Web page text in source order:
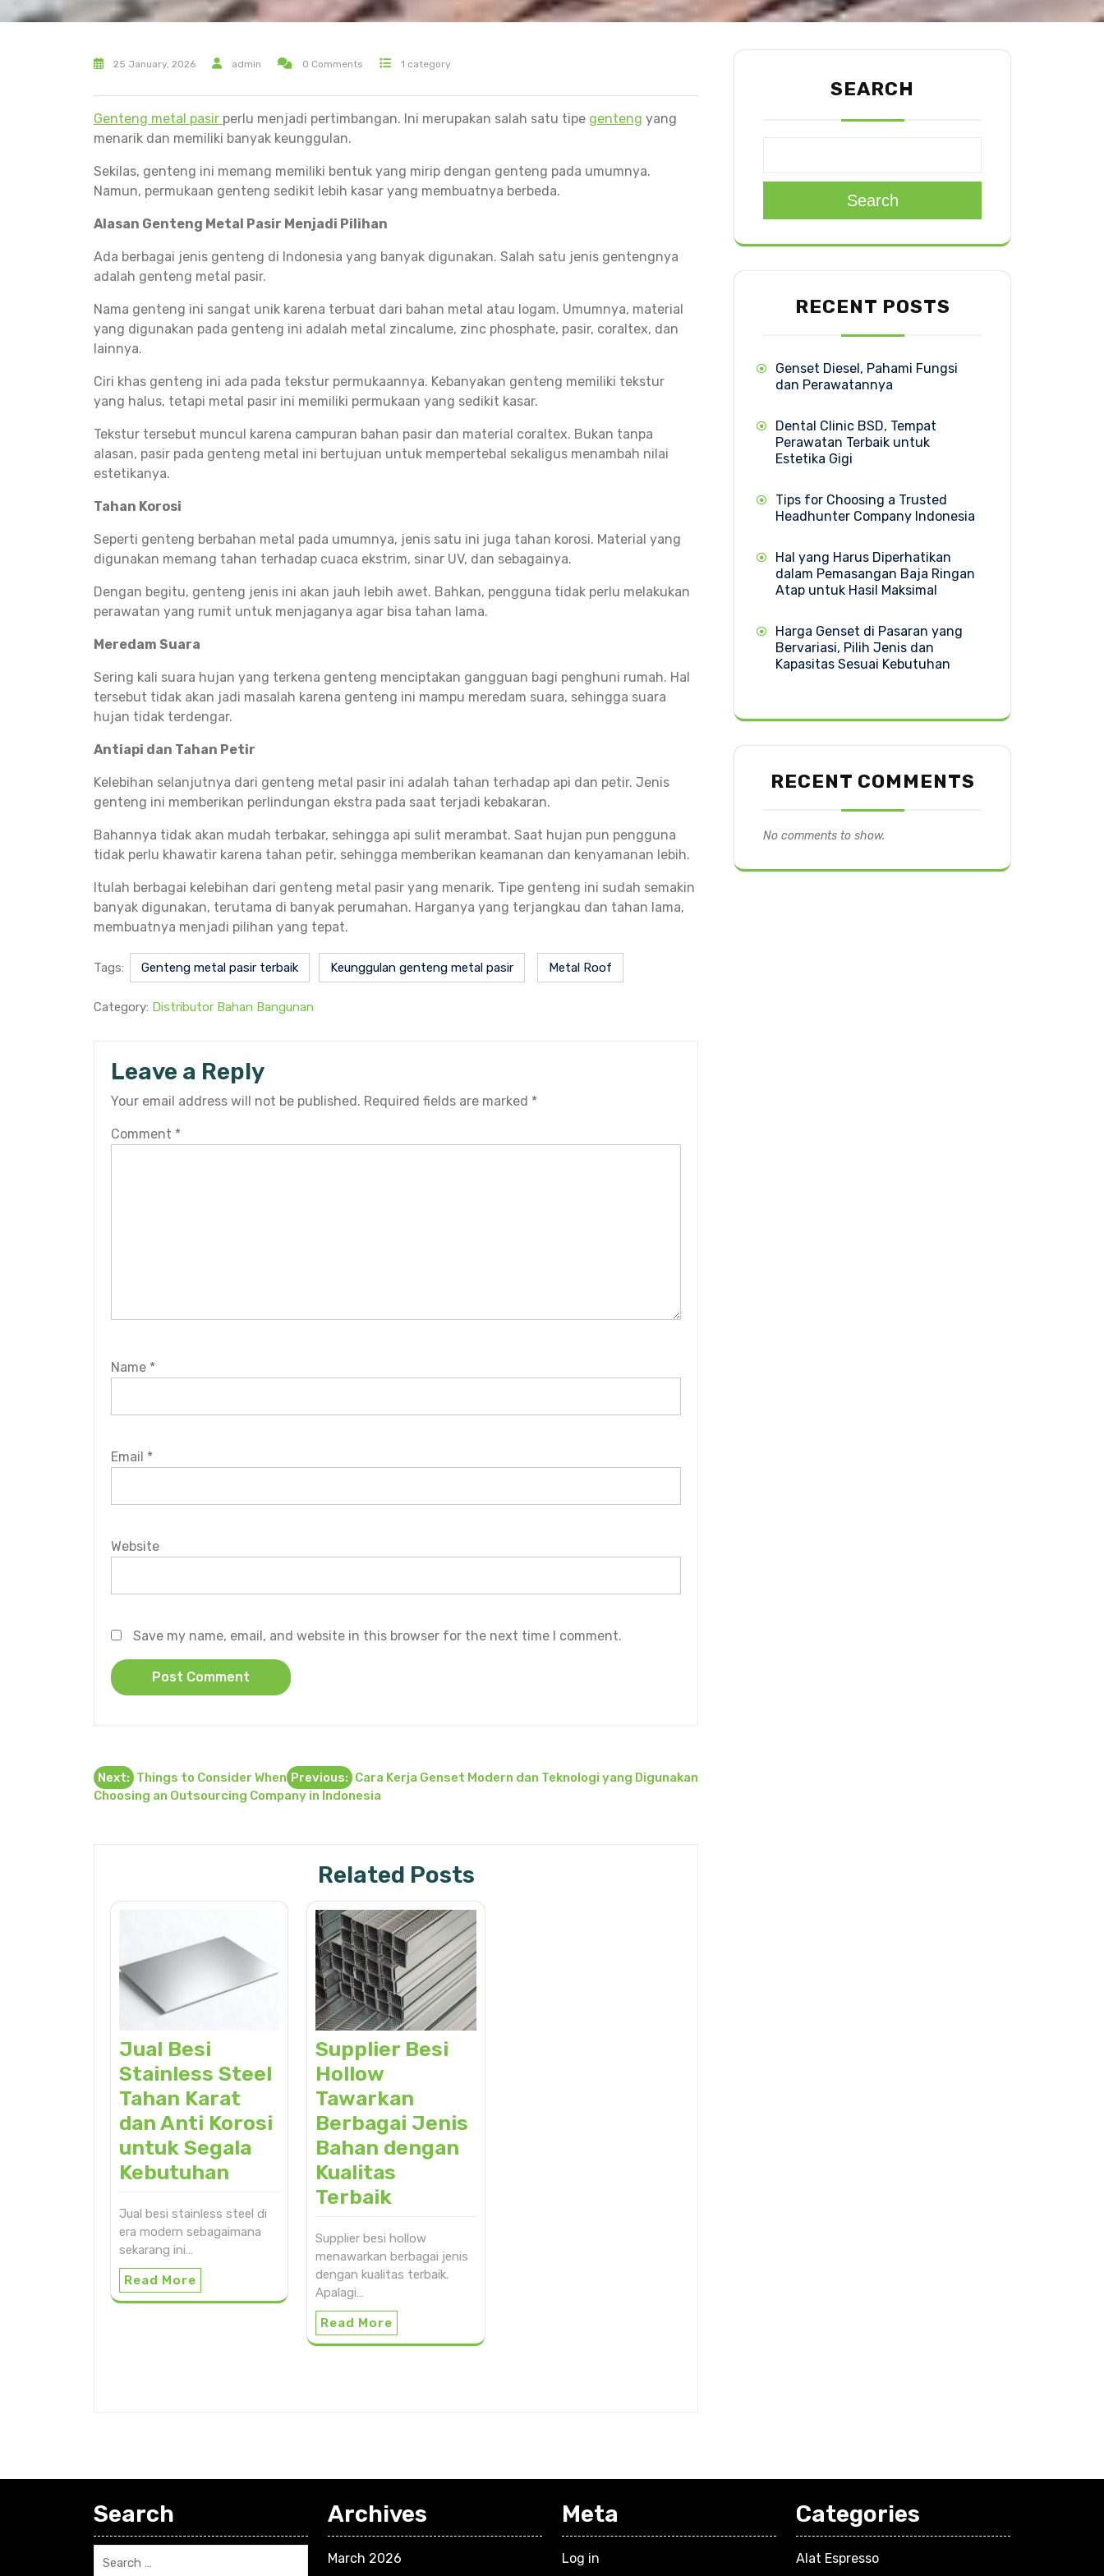
25 January, 2026 admin 0 Comments 1 category
Genteng metal pasir perlu menjadi pertimbangan. Ini merupakan salah satu tipe genteng yang
menarik dan memiliki banyak keunggulan.
Sekilas, genteng ini memang memiliki bentuk yang mirip dengan genteng pada umumnya.
Namun, permukaan genteng sedikit lebih kasar yang membuatnya berbeda.
Alasan Genteng Metal Pasir Menjadi Pilihan
Ada berbagai jenis genteng di Indonesia yang banyak digunakan. Salah satu jenis gentengnya
adalah genteng metal pasir.
Nama genteng ini sangat unik karena terbuat dari bahan metal atau logam. Umumnya, material
yang digunakan pada genteng ini adalah metal zincalume, zinc phosphate, pasir, coraltex, dan
lainnya.
Ciri khas genteng ini ada pada tekstur permukaannya. Kebanyakan genteng memiliki tekstur
yang halus, tetapi metal pasir ini memiliki permukaan yang sedikit kasar.
Tekstur tersebut muncul karena campuran bahan pasir dan material coraltex. Bukan tanpa
alasan, pasir pada genteng metal ini bertujuan untuk mempertebal sekaligus menambah nilai
estetikanya.
Tahan Korosi
Seperti genteng berbahan metal pada umumnya, jenis satu ini juga tahan korosi. Material yang
digunakan memang tahan terhadap cuaca ekstrim, sinar UV, dan sebagainya.
Dengan begitu, genteng jenis ini akan jauh lebih awet. Bahkan, pengguna tidak perlu melakukan
perawatan yang rumit untuk menjaganya agar bisa tahan lama.
Meredam Suara
Sering kali suara hujan yang terkena genteng menciptakan gangguan bagi penghuni rumah. Hal
tersebut tidak akan jadi masalah karena genteng ini mampu meredam suara, sehingga suara
hujan tidak terdengar.
Antiapi dan Tahan Petir
Kelebihan selanjutnya dari genteng metal pasir ini adalah tahan terhadap api dan petir. Jenis
genteng ini memberikan perlindungan ekstra pada saat terjadi kebakaran.
Bahannya tidak akan mudah terbakar, sehingga api sulit merambat. Saat hujan pun pengguna
tidak perlu khawatir karena tahan petir, sehingga memberikan keamanan dan kenyamanan lebih.
Itulah berbagai kelebihan dari genteng metal pasir yang menarik. Tipe genteng ini sudah semakin
banyak digunakan, terutama di banyak perumahan. Harganya yang terjangkau dan tahan lama,
membuatnya menjadi pilihan yang tepat.
Tags: Genteng metal pasir terbaik Keunggulan genteng metal pasir Metal Roof
Category: Distributor Bahan Bangunan
Leave a Reply
Your email address will not be published. Required fields are marked *
Comment *
Name *
Email *
Website
Save my name, email, and website in this browser for the next time I comment.
Post
Previous: Cara Kerja Genset Modern dan Teknologi yang Digunakan
Next: Things to Consider When
Choosing an Outsourcing Company in Indonesia
Related Posts
Jual Besi
Stainless Steel
Tahan Karat
dan Anti Korosi
untuk Segala
Kebutuhan
Jual besi stainless steel di
era modern sebagaimana
sekarang ini…
Read More
Supplier Besi
Hollow
Tawarkan
Berbagai Jenis
Bahan dengan
Kualitas
Terbaik
Supplier besi hollow
menawarkan berbagai jenis
dengan kualitas terbaik.
Apalagi…
Read More
SEARCH
Search
RECENT POSTS
Genset Diesel, Pahami Fungsi
dan Perawatannya
Dental Clinic BSD, Tempat
Perawatan Terbaik untuk
Estetika Gigi
Tips for Choosing a Trusted
Headhunter Company Indonesia
Hal yang Harus Diperhatikan
dalam Pemasangan Baja Ringan
Atap untuk Hasil Maksimal
Harga Genset di Pasaran yang
Bervariasi, Pilih Jenis dan
Kapasitas Sesuai Kebutuhan
RECENT COMMENTS
No comments to show.
Search Archives
March 2026
Meta
Log in
Categories
Alat Espresso